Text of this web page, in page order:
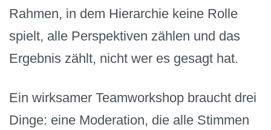
Rahmen, in dem Hierarchie keine Rolle
spielt, alle Perspektiven zählen und das
Ergebnis zählt, nicht wer es gesagt hat.
Ein wirksamer Teamworkshop braucht drei
Dinge: eine Moderation, die alle Stimmen